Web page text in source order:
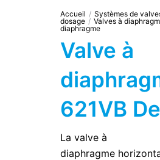
Accueil / Systèmes de
dosage / Valves à
diaphragme
Valve à
621VB
La valve à
diaphragme